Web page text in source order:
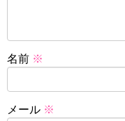
名前 ※
メール ※